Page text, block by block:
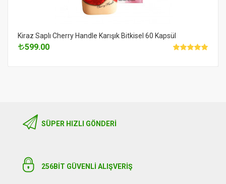
Kiraz Saplı Cherry Handle Karışık Bitkisel 60 Kapsül
599.00
SÜPER HIZLI GÖNDERI
256BIT GÜVENLİ ALIŞVERİŞ